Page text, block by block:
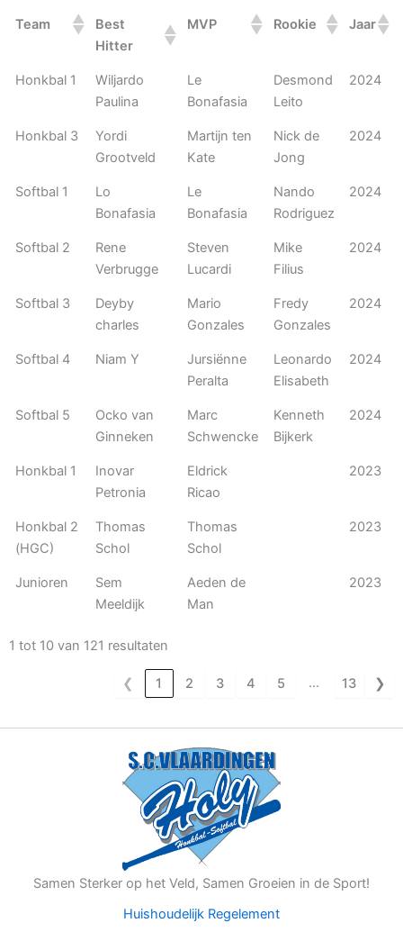
Team
Best
Hitter
MVP Rookie Jaar
Honkbal 1
Wiljardo
Paulina
Le
Bonafasia
Desmond
Leito
2024
Honkbal 3
Yordi
Grootveld
Martijn ten
Kate
Nick de
Jong
2024
Softbal 1
Lo
Bonafasia
Le
Bonafasia
Nando
Rodriguez
2024
Softbal 2
Rene
Verbrugge
Steven
Lucardi
Mike
Filius
2024
Softbal 3
Deyby
charles
Mario
Gonzales
Fredy
Gonzales
2024
Softbal 4 Niam Y
Jursiënne
Peralta
Leonardo
Elisabeth
2024
Softbal 5
Ocko van
Ginneken
Marc
Schwencke
Kenneth
Bijkerk
2024
Honkbal 1
Inovar
Petronia
Eldrick
Ricao
2023
Honkbal 2
(HGC)
Thomas
Schol
Thomas
Schol
2023
Junioren
Sem
Meeldijk
Aeden de
Man
2023
1 tot 10 van 121 resultaten
❮ 1 2 3 4 5 … 13 ❯
Samen Sterker op het Veld, Samen Groeien in de Sport!
Huishoudelijk Regelement